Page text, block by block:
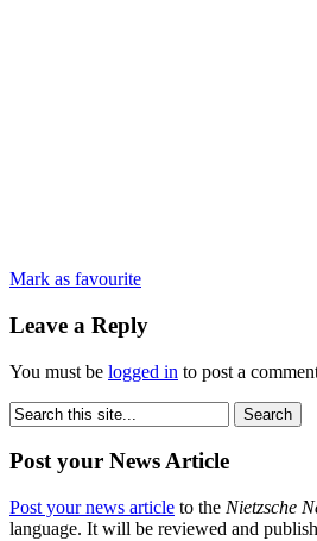
Mark as favourite
Leave a Reply
You must be logged in to post a
Post your News Article
Post your news article to the Nietzsche
language. It will be reviewed and